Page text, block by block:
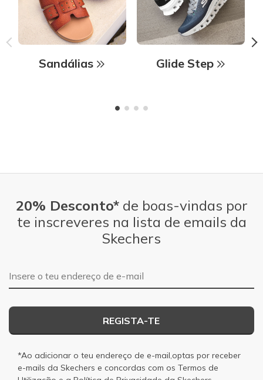
Sandálias Glide Step
20% Desconto*de boas-vindas por
te inscreveres na lista de emails da
Skechers
Endereço de e-mail
REGISTA-TE
*Ao adicionar o teu endereço de e-mail,optas por receber
e-mails da Skechers e concordas com os Termos de